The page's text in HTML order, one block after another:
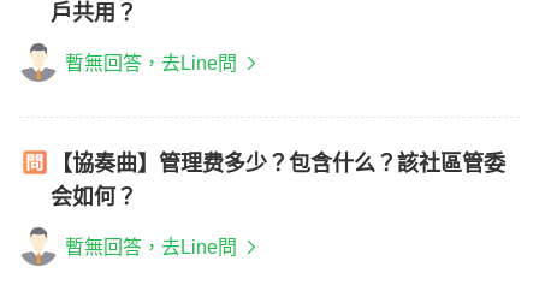
戶共用？
暫無回答，去Line問
【協奏曲】管理费多少？包含什么？該社區管委
会如何？
暫無回答，去Line問